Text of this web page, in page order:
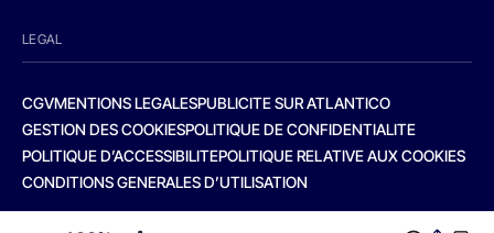
LEGAL
CGVMENTIONS LEGALESPUBLICITE SUR ATLANTICO
GESTION DES COOKIESPOLITIQUE DE CONFIDENTIALITE
POLITIQUE D’ACCESSIBILITEPOLITIQUE RELATIVE AUX COOKIES
CONDITIONS GENERALES D’UTILISATION